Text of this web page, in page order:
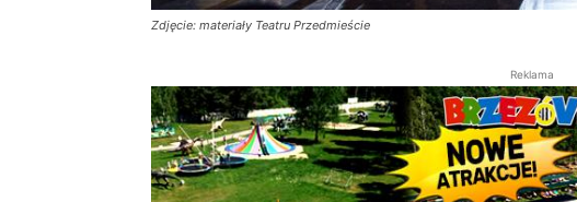
Zdjęcie: materiały Teatru Przedmieście
Reklama